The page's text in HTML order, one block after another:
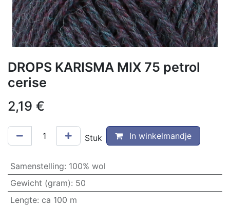
DROPS KARISMA MIX 75 petrol
cerise
2,19 €
Stuk In winkelmandje
Samenstelling: 100% wol
Gewicht (gram): 50
Lengte: ca 100 m